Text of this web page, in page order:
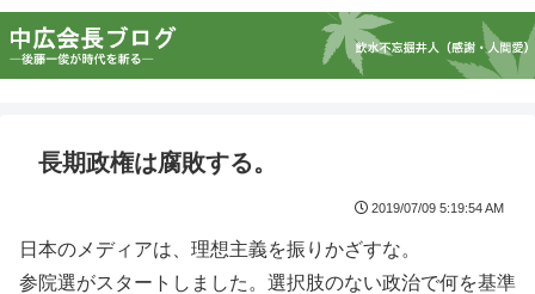
長期政権は腐敗する。
2019/07/09 5:19:54 AM
日本のメディアは、理想主義を振りかざすな。
参院選がスタートしました。選択肢のない政治で何を基準